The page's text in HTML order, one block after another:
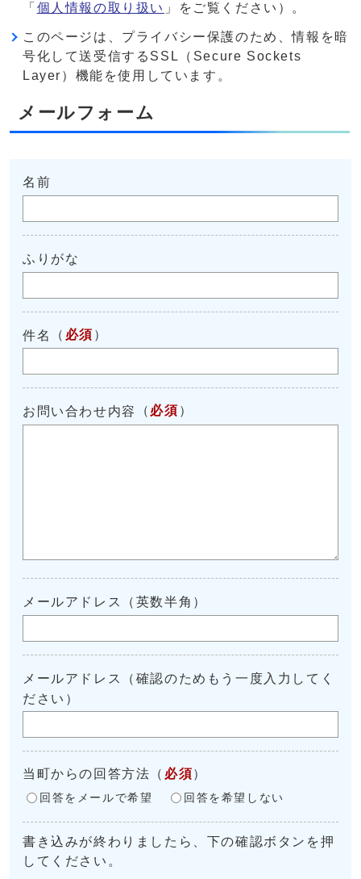
「 個人情報の取り扱い 」をご覧ください）。
このページは、プライバシー保護のため、情報を暗
号化して送受信するSSL（Secure Sockets
Layer）機能を使用しています。
メールフォーム
名前
ふりがな
件名 （ 必須 ）
お問い合わせ内容 （ 必須 ）
メールアドレス（英数半角）
メールアドレス（確認のためもう一度入力してく
ださい）
当町からの回答方法 （ 必須 ）
回答をメールで希望 回答を希望しない
書き込みが終わりましたら、下の確認ボタンを押
してください。